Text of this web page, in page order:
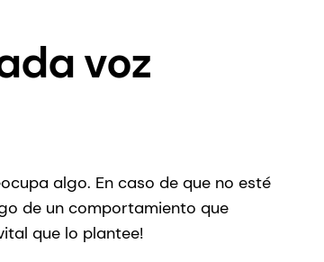
voz
algo. En caso de que no esté
de un comportamiento que
que lo plantee!